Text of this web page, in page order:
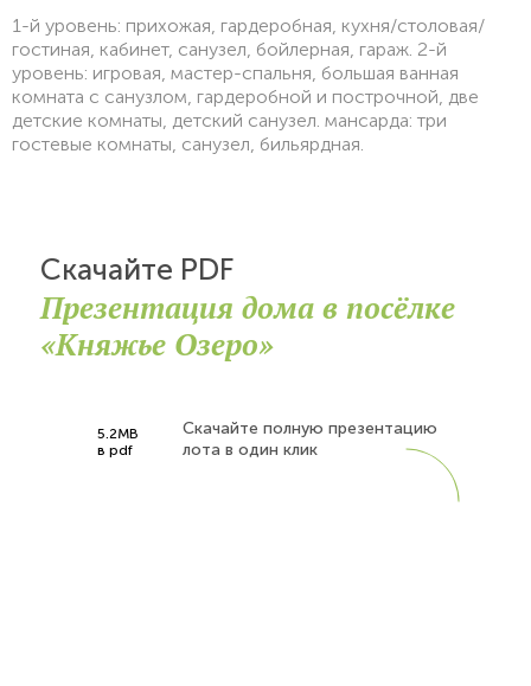
1-й уровень: прихожая, гардеробная, кухня/столовая/
гостиная, кабинет, санузел, бойлерная, гараж. 2-й
уровень: игровая, мастер-спальня, большая ванная
комната с санузлом, гардеробной и построчной, две
детские комнаты, детский санузел. мансарда: три
гостевые комнаты, санузел, бильярдная.
Скачайте PDF
Презентация дома в посёлке
«Княжье Озеро»
5.2MB
в pdf
Скачайте полную презентацию
лота в один клик